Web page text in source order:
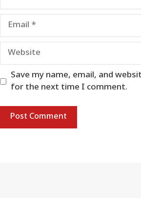
Email
Website
Save my name, email, and
for the next time I comment.